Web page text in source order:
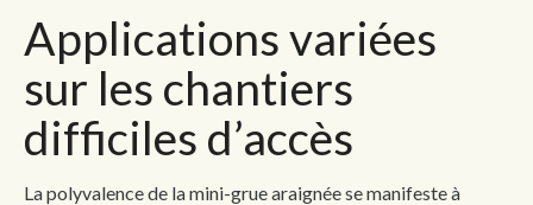
Applications variées
sur les chantiers
difficiles d’accès
La polyvalence de la mini-grue araignée se manifeste à